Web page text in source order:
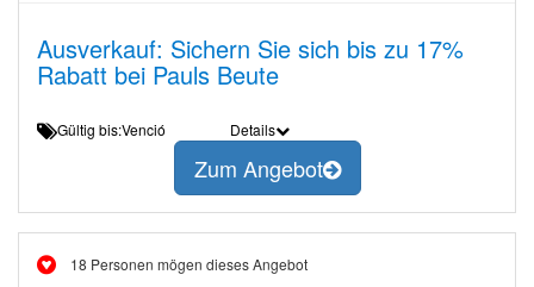
Ausverkauf: Sichern Sie sich bis zu 17%
Rabatt bei Pauls Beute
Gültig bis:Venció Details
Zum Angebot
18 Personen mögen dieses Angebot